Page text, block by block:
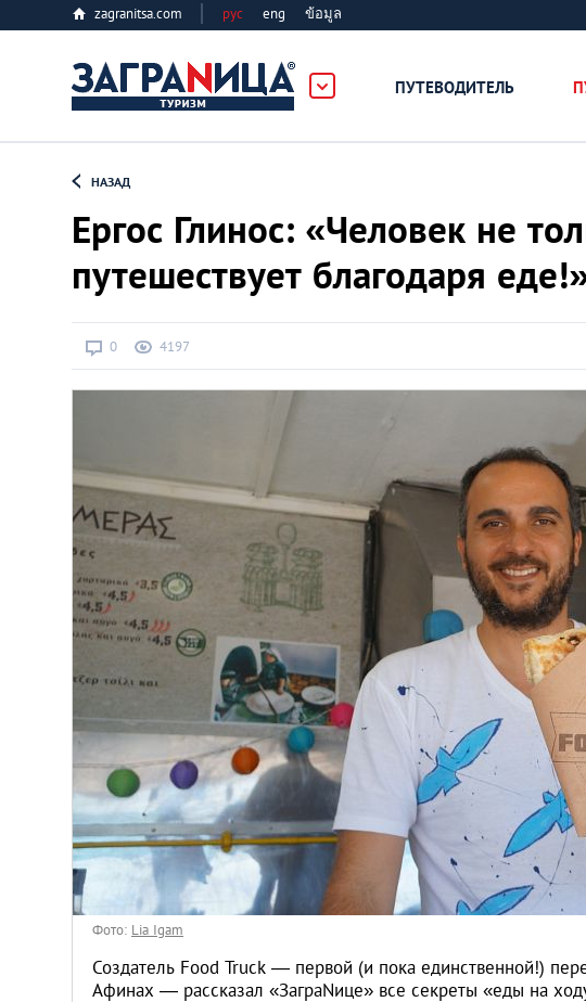
zagranitsa.com рус eng ข้อมูล
ПУТЕВОДИТЕЛЬ
Алматы
Киев
Лондон
Лос-Анджелес
Москва
Париж
Паттайя
Пхукет
Санкт-Петербург
НАЗАД
Ергос Глинос: «Человек не
путешествует благодаря
0 4197
Фото: Lia Igam
Создатель Food Truck — первой (и пока единственной!)
Афинах — рассказал «ЗаграNице» все секреты «еды на